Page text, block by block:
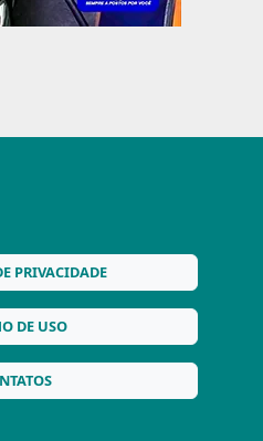
PRIVACIDADE
DE USO